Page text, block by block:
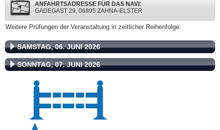
ANFAHRTSADRESSE FÜR DAS NAVI:
GADEGAST 29, 06895 ZAHNA-ELSTER
Weitere Prüfungen der Veranstaltung in zeitlicher Reihenfolge:
SAMSTAG, 06. JUNI 2026
SONNTAG, 07. JUNI 2026